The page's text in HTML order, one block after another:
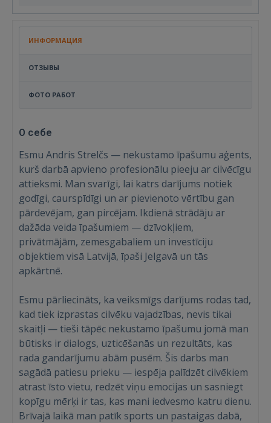
Войти
ВОЙТИ
ИНФОРМАЦИЯ
ОТЗЫВЫ
ФОТО РАБОТ
О себе
Esmu Andris Strelčs — nekustamo īpašumu aģents,
kurš darbā apvieno profesionālu pieeju ar cilvēcīgu
attieksmi. Man svarīgi, lai katrs darījums notiek
godīgi, caurspīdīgi un ar pievienoto vērtību gan
pārdevējam, gan pircējam. Ikdienā strādāju ar
dažāda veida īpašumiem — dzīvokļiem,
privātmājām, zemesgabaliem un investīciju
objektiem visā Latvijā, īpaši Jelgavā un tās
apkārtnē.
Esmu pārliecināts, ka veiksmīgs darījums rodas tad,
kad tiek izprastas cilvēku vajadzības, nevis tikai
skaitļi — tieši tāpēc nekustamo īpašumu jomā man
būtisks ir dialogs, uzticēšanās un rezultāts, kas
rada gandarījumu abām pusēm. Šis darbs man
sagādā patiesu prieku — iespēja palīdzēt cilvēkiem
atrast īsto vietu, redzēt viņu emocijas un sasniegt
kopīgu mērķi ir tas, kas mani iedvesmo katru dienu.
Brīvajā laikā man patīk sports un pastaigas dabā,